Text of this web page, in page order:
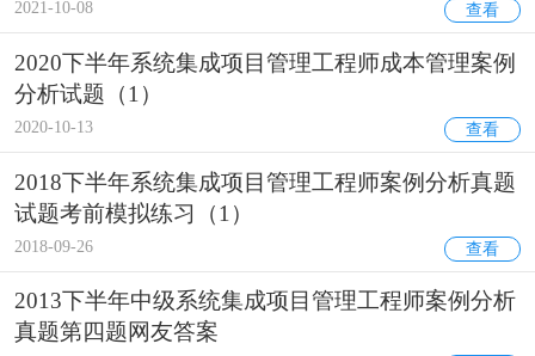
2021-10-08 查看
2020下半年系统集成项目管理工程师成本管理案例
分析试题（1）
2020-10-13 查看
2018下半年系统集成项目管理工程师案例分析真题
试题考前模拟练习（1）
2018-09-26 查看
2013下半年中级系统集成项目管理工程师案例分析
真题第四题网友答案